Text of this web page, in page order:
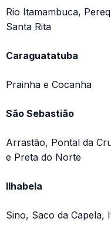
Rio Itamambuca,
Santa Rita
Caraguatatuba
Prainha e Cocanha
São Sebastião
Arrastão, Pontal da
e Preta do Norte
Ilhabela
Sino, Saco da Capela,